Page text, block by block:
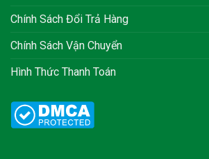
Chính Sách Đổi Trả Hàng
Chính Sách Vận Chuyển
Hình Thức Thanh Toán